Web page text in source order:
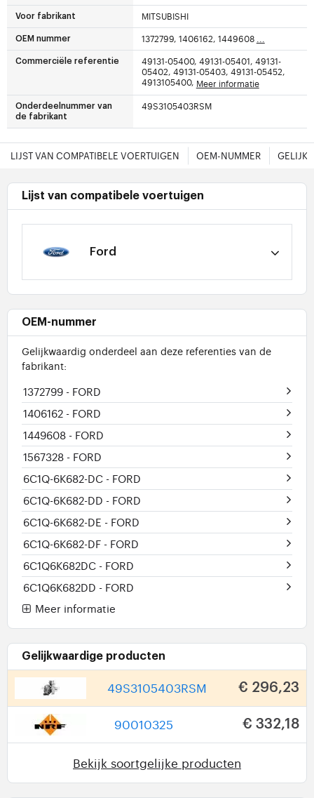
Voor fabrikant MITSUBISHI
OEM nummer 1372799, 1406162, 1449608 ...
Commerciële referentie
49131-05400, 49131-05401, 49131-
05402, 49131-05403, 49131-05452,
4913105400, Meer informatie
Onderdeelnummer van
de fabrikant
49S3105403RSM
LIJST VAN COMPATIBELE VOERTUIGEN OEM-NUMMER
Lijst van compatibele voertuigen
Ford
OEM-nummer
Gelijkwaardig onderdeel aan deze referenties van de
fabrikant:
1372799 - FORD
1406162 - FORD
1449608 - FORD
1567328 - FORD
6C1Q-6K682-DC - FORD
6C1Q-6K682-DD - FORD
6C1Q-6K682-DE - FORD
6C1Q-6K682-DF - FORD
6C1Q6K682DC - FORD
6C1Q6K682DD - FORD
Meer informatie
Gelijkwaardige producten
49S3105403RSM € 296,23
90010325 € 332,18
Bekijk soortgelijke producten